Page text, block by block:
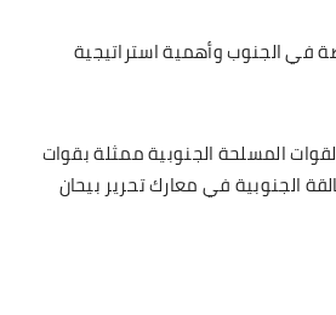
في الجنوب وأهمية استراتيجية
المسلحة الجنوبية ممثلة بقوات
الجنوبية في معارك تحرير بيحان